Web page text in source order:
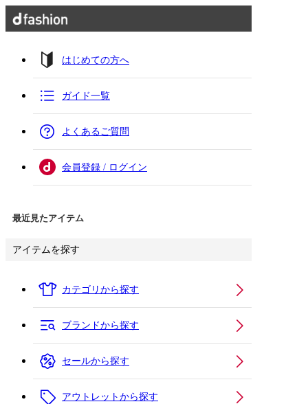
はじめての方へ
ガイド一覧
よくあるご質問
会員登録 / ログイン
最近見たアイテム
アイテムを探す
カテゴリから探す
ブランドから探す
セールから探す
アウトレットから探す